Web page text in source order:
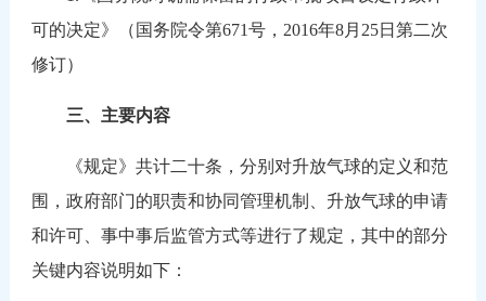
可的决定》（国务院令第671号，2016年8月25日第二次
修订）
三、主要内容
《规定》共计二十条，分别对升放气球的定义和范
围，政府部门的职责和协同管理机制、升放气球的申请
和许可、事中事后监管方式等进行了规定，其中的部分
关键内容说明如下：